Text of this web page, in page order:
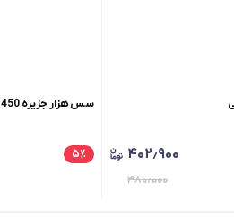
۴۰۲٫۹۰۰
۴۸۰٫۰۰۰
سس هزار جزیره 450 گرمی بیژن
۵٪